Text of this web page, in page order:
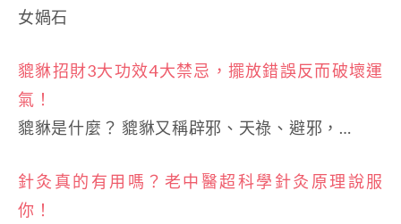
女媧石
貔貅招財3大功效4大禁忌，擺放錯誤反而破壞運
氣！
貔貅是什麼？ 貔貅又稱辟邪、天祿、避邪，…
針灸真的有用嗎？老中醫超科學針灸原理說服
你！